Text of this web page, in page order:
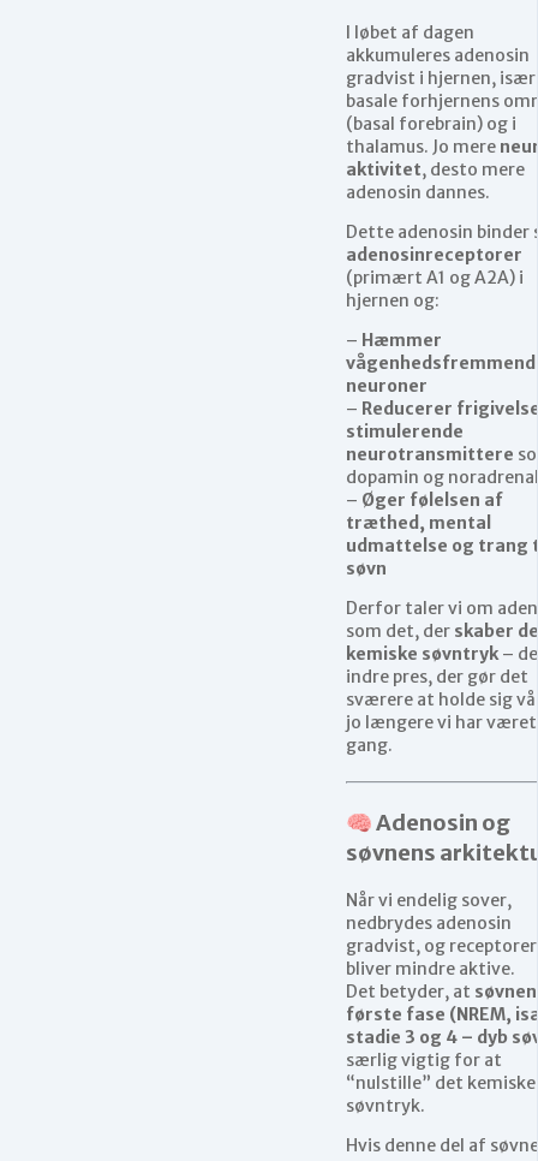
I løbet af dagen
akkumuleres adenosin
gradvist i hjernen,
basale forhjernens
(basal forebrain) og i
thalamus. Jo mere
aktivitet, desto mere
adenosin dannes.
Dette adenosin binder
adenosinreceptorer
(primært A1 og A2A) i
hjernen og:
– Hæmmer
neuroner
– Reducerer
stimulerende
neurotransmittere
dopamin og
– Øger følelsen af
træthed, mental
udmattelse og trang
søvn
Derfor taler vi om
som det, der skaber
kemiske søvntryk –
indre pres, der gør det
sværere at holde sig
jo længere vi har
gang.
🧠 Adenosin og
søvnens
Når vi endelig sover,
nedbrydes adenosin
gradvist, og
bliver mindre aktive.
Det betyder, at
første fase (NREM,
stadie 3 og 4 – dyb
særlig vigtig for at
“nulstille” det kemiske
søvntryk.
Hvis denne del af